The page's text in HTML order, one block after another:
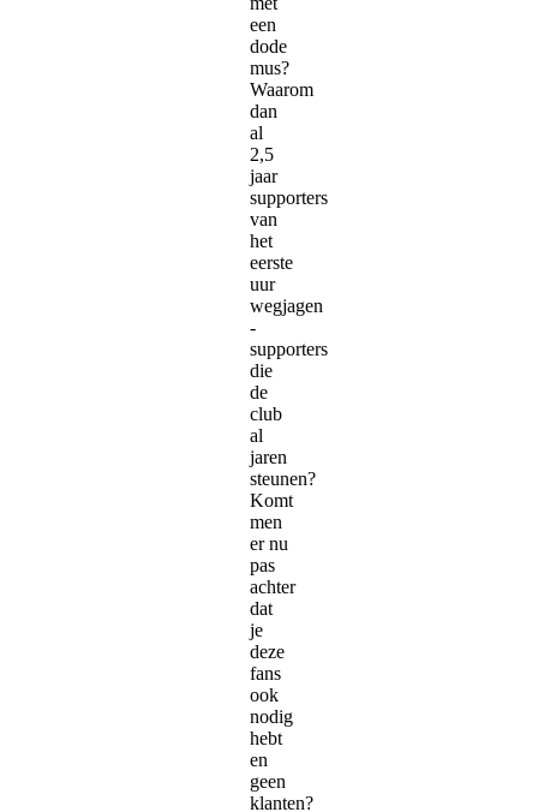
een
dode
mus?
Waarom
dan
al
2,5
jaar
supporters
van
het
eerste
uur
wegjagen
-
supporters
die
de
club
al
jaren
steunen?
Komt
men
er nu
pas
achter
dat
je
deze
fans
ook
nodig
hebt
en
geen
klanten?